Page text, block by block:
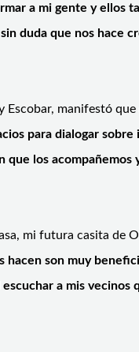
a mi gente y ellos
duda que nos hace
manifestó
para dialogar
los
mi futura casita de
son muy
a mis